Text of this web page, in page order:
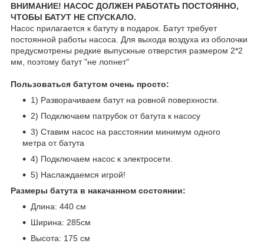
ВНИМАНИЕ! НАСОС ДОЛЖЕН РАБОТАТЬ ПОСТОЯННО,
ЧТОБЫ БАТУТ НЕ СПУСКАЛО.
Насос прилагается к батуту в подарок. Батут требует
постоянной работы насоса. Для выхода воздуха из оболочки
предусмотрены редкие выпускные отверстия размером 2*2
мм, поэтому батут "не лопнет"
Пользоваться батутом очень просто:
1) Разворачиваем батут на ровной поверхности.
2) Подключаем патрубок от батута к насосу
3) Ставим насос на расстоянии минимум одного
метра от батута
4) Подключаем насос к электросети.
5) Наслаждаемся игрой!
Размеры батута в накачанном состоянии:
Длина: 440 см
Ширина: 285см
Высота: 175 см